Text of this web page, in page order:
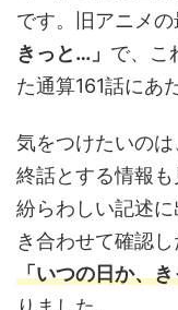
です。旧アニメ
きっと…」 で、こ
た通算161話にあ
気をつけたいの
終話とする情報
紛らわしい記述
き合わせて確認
「いつの日か、